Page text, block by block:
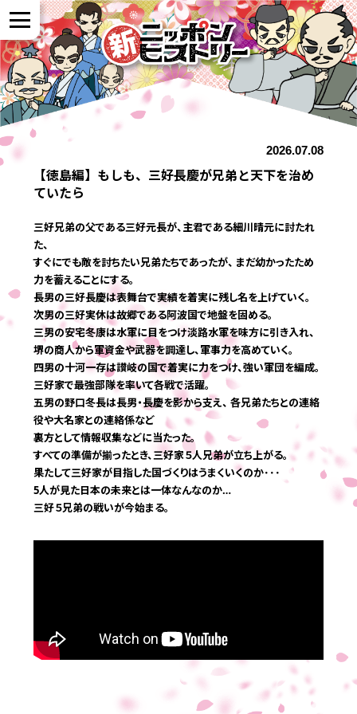
NEWS
全国展開について
よくある質問
応募する
2026.07.08
【徳島編】もしも、三好長慶が兄弟と天下を治め
ていたら
三好兄弟の父である三好元長が、主君である細川晴元に討たれ
た、
すぐにでも敵を討ちたい兄弟たちであったが、 まだ幼かったため
力を蓄えることにする。
長男の三好長慶は表舞台で実績を着実に残し名を上げていく。
次男の三好実休は故郷である阿波国で地盤を固める。
三男の安宅冬康は水軍に目をつけ淡路水軍を味方に引き入れ、
堺の商人から軍資金や武器を調達し、軍事力を高めていく。
四男の十河一存は讃岐の国で着実に力をつけ、強い軍団を編成。
三好家で最強部隊を率いて各戦で活躍。
五男の野口冬長は長男・長慶を影から支え、 各兄弟たちとの連絡
役や大名家との連絡係など
裏方として情報収集などに当たった。
すべての準備が揃ったとき、三好家５人兄弟が立ち上がる。
果たして三好家が目指した国づくりはうまくいくのか･･･
5人が見た日本の未来とは一体なんなのか…
三好５兄弟の戦いが今始まる。